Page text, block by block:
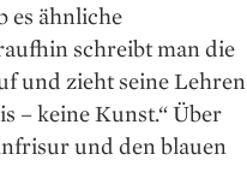
es ähnliche
schreibt man die
und zieht seine Lehren
– keine Kunst.“ Über
und den blauen